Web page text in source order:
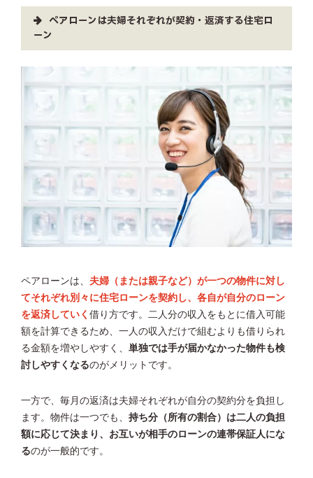
ペアローンは夫婦それぞれが契約・返済する住宅ロ
ーン
ペアローンは、 夫婦（または親子など）が一つの物件に対し
てそれぞれ別々に住宅ローンを契約し、各自が自分のローン
を返済していく 借り方です。二人分の収入をもとに借入可能
額を計算できるため、一人の収入だけで組むよりも借りられ
る金額を増やしやすく、 単独では手が届かなかった物件も検
討しやすくなるのがメリットです。
一方で、毎月の返済は夫婦それぞれが自分の契約分を負担し
ます。物件は一つでも、 持ち分（所有の割合）は二人の負担
額に応じて決まり、お互いが相手のローンの連帯保証人にな
るのが一般的です。